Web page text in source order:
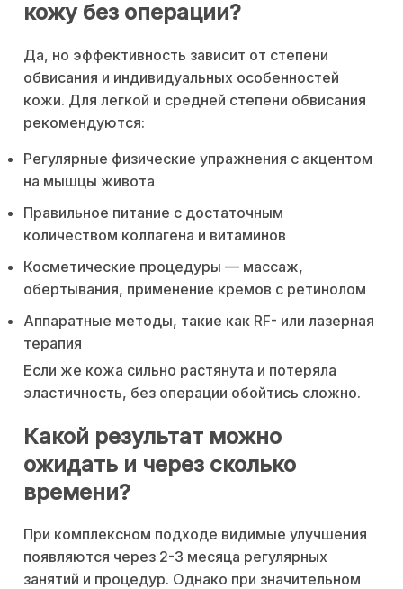
кожу без операции?
Да, но эффективность зависит от степени
обвисания и индивидуальных особенностей
кожи. Для легкой и средней степени обвисания
рекомендуются:
Регулярные физические упражнения с акцентом
на мышцы живота
Правильное питание с достаточным
количеством коллагена и витаминов
Косметические процедуры — массаж,
обертывания, применение кремов с ретинолом
Аппаратные методы, такие как RF- или лазерная
терапия
Если же кожа сильно растянута и потеряла
эластичность, без операции обойтись сложно.
Какой результат можно
ожидать и через сколько
времени?
При комплексном подходе видимые улучшения
появляются через 2-3 месяца регулярных
занятий и процедур. Однако при значительном